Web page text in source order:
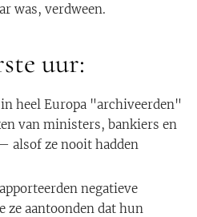
was, verdween.
uur:
heel Europa "archiveerden"
van ministers, bankiers en
alsof ze nooit hadden
negatieve
ze aantoonden dat hun